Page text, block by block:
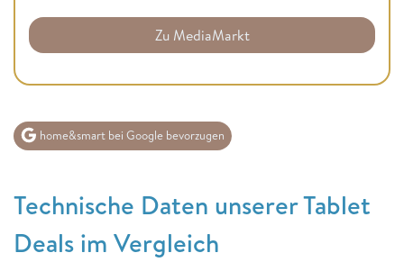
Zu MediaMarkt
home&smart bei Google bevorzugen
Technische Daten unserer Tablet
Deals im Vergleich